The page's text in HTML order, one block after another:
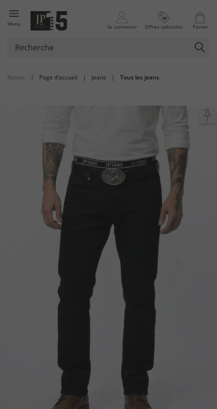
Menu Se connecter Offres spéciales Panier
Retour | Page d’accueil | Jeans | Tous les jeans